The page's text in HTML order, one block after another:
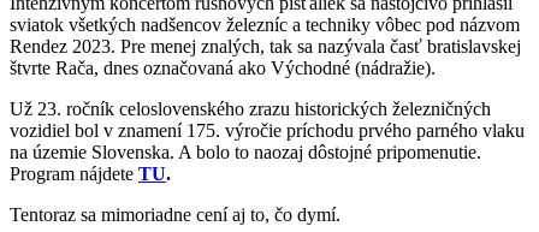
sviatok všetkých nadšencov železníc a techniky vôbec pod názvom
Rendez 2023. Pre menej znalých, tak sa nazývala časť bratislavskej
štvrte Rača, dnes označovaná ako Východné (nádražie).
Už 23. ročník celoslovenského zrazu historických železničných
vozidiel bol v znamení 175. výročie príchodu prvého parného vlaku
na územie Slovenska. A bolo to naozaj dôstojné pripomenutie.
Program nájdete TU.
Tentoraz sa mimoriadne cení aj to, čo dymí.